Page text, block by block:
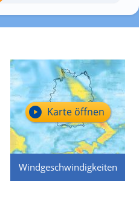
Windgeschwindigkeiten
Karte öffnen